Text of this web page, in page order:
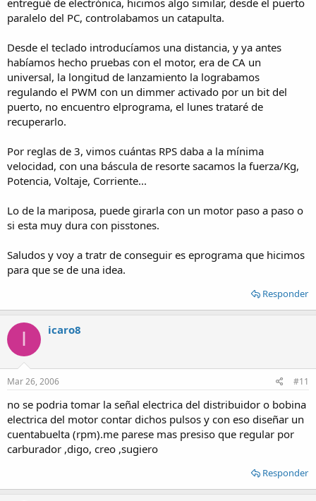
Al hacer fuerza el motor a apertura de dicha mariposa no debe ser
total cuando se encuentra a bajo regimen (menos de 2500 RPM)
En sintesis, solo necesitaria algun tipo de actuador mecanico para
que produzca dicha abertura en la mariposa del carburador. La
apertura total se logra girando 90° el eje de la mariposa.
y nada mas, pora ahora
paralelo del PC, controlabamos un catapulta.
Desde el teclado introducíamos una distancia, y ya antes
habíamos hecho pruebas con el motor, era de CA un
universal, la longitud de lanzamiento la lograbamos
regulando el PWM con un dimmer activado por un bit del
puerto, no encuentro elprograma, el lunes trataré de
recuperarlo.
Por reglas de 3, vimos cuántas RPS daba a la mínima
velocidad, con una báscula de resorte sacamos la fuerza/Kg,
Potencia, Voltaje, Corriente...
Lo de la mariposa, puede girarla con un motor paso a paso o
si esta muy dura con pisstones.
Saludos y voy a tratr de conseguir es eprograma que hicimos
para que se de una idea.
Responder
I icaro8
Mar 26, 2006 #11
no se podria tomar la señal electrica del distribuidor o bobina
electrica del motor contar dichos pulsos y con eso diseñar un
cuentabuelta (rpm).me parese mas presiso que regular por
carburador ,digo, creo ,sugiero
Responder